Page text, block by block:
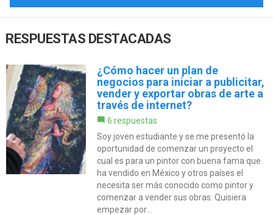
RESPUESTAS DESTACADAS
¿Cómo hacer un plan de
negocios para iniciar a publicitar,
vender y exportar obras de arte a
través de internet?
6 respuestas
Soy joven estudiante y se me presentó la
oportunidad de comenzar un proyecto el
cual es para un pintor con buena fama que
ha vendido en México y otros países el
necesita ser más conocido como pintor y
comenzar a vender sus obras. Quisiera
empezar por...